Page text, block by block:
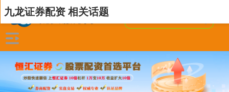
九龙证券配资 相关话题